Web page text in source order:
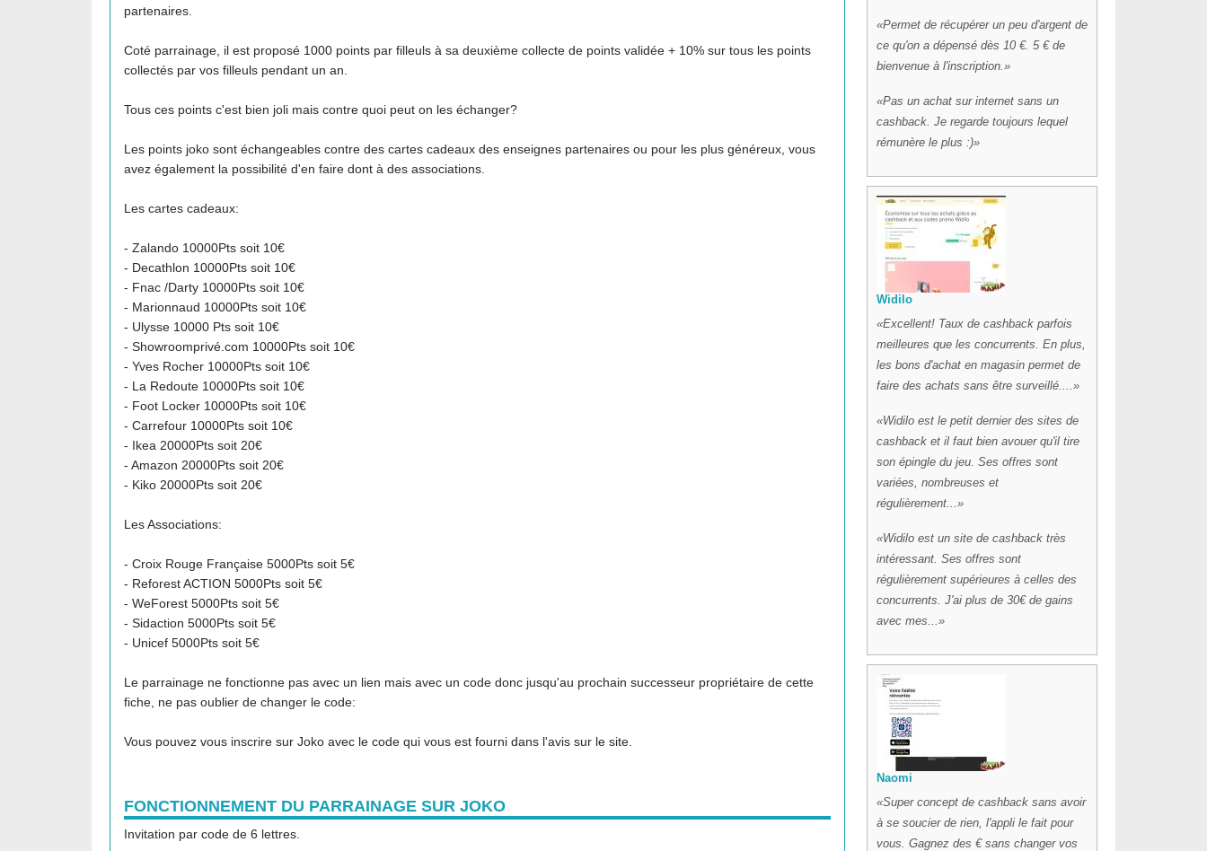
partenaires.
Coté parrainage, il est proposé 1000 points par filleuls à sa deuxième collecte de points validée + 10% sur tous les points
collectés par vos filleuls pendant un an.
Tous ces points c'est bien joli mais contre quoi peut on les échanger?
Les points joko sont échangeables contre des cartes cadeaux des enseignes partenaires ou pour les plus généreux, vous
avez également la possibilité d'en faire dont à des associations.
Les cartes cadeaux:
- Zalando 10000Pts soit 10€
- Decathlon 10000Pts soit 10€
- Fnac /Darty 10000Pts soit 10€
- Marionnaud 10000Pts soit 10€
- Ulysse 10000 Pts soit 10€
- Showroomprivé.com 10000Pts soit 10€
- Yves Rocher 10000Pts soit 10€
- La Redoute 10000Pts soit 10€
- Foot Locker 10000Pts soit 10€
- Carrefour 10000Pts soit 10€
- Ikea 20000Pts soit 20€
- Amazon 20000Pts soit 20€
- Kiko 20000Pts soit 20€
Les Associations:
- Croix Rouge Française 5000Pts soit 5€
- Reforest ACTION 5000Pts soit 5€
- WeForest 5000Pts soit 5€
- Sidaction 5000Pts soit 5€
- Unicef 5000Pts soit 5€
Le parrainage ne fonctionne pas avec un lien mais avec un code donc jusqu'au prochain successeur propriétaire de cette
fiche, ne pas oublier de changer le code:
Vous pouvez vous inscrire sur Joko avec le code qui vous est fourni dans l'avis sur le site.
FONCTIONNEMENT DU PARRAINAGE SUR JOKO
Invitation par code de 6 lettres.
Permet de récupérer un peu d'argent de
ce qu'on a dépensé dès 10 €. 5 € de
bienvenue à l'inscription.
Pas un achat sur internet sans un
cashback. Je regarde toujours lequel
rémunère le plus :)
Widilo
Excellent! Taux de cashback parfois
meilleures que les concurrents. En plus,
les bons d'achat en magasin permet de
faire des achats sans être surveillé....
Widilo est le petit dernier des sites de
cashback et il faut bien avouer qu'il tire
son épingle du jeu. Ses offres sont
variées, nombreuses et
régulièrement...
Widilo est un site de cashback très
intéressant. Ses offres sont
régulièrement supérieures à celles des
concurrents. J'ai plus de 30€ de gains
avec mes...
Naomi
Super concept de cashback sans avoir
à se soucier de rien, l'appli le fait pour
vous. Gagnez des € sans changer vos